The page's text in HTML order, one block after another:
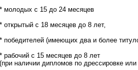
* молодых с 15 до 24 месяцев
* открытый с 18 месяцев до 8 лет,
* победителей (имеющих два и более
* рабочий с 15 месяцев до 8 лет
(при наличии дипломов по дрессировке